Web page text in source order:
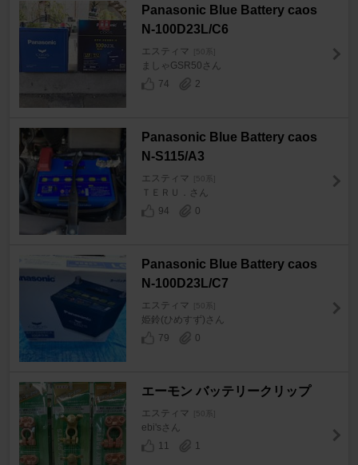
Panasonic Blue Battery caos
N-100D23L/C6
エスティマ [50系]
ましゃGSR50さん
74
2
Panasonic Blue Battery caos
N-S115/A3
エスティマ [50系]
ＴＥＲＵ．さん
94
0
Panasonic Blue Battery caos
N-100D23L/C7
エスティマ [50系]
姫鈴(ひめすず)さん
79
0
エーモン バッテリークリップ
エスティマ [50系]
ebi'sさん
11
1